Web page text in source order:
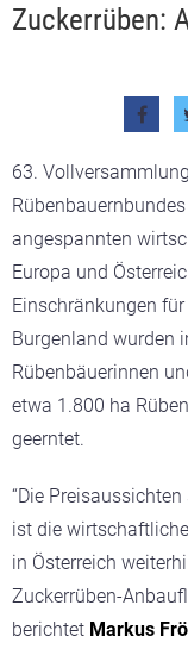
Zuckerrüben:
63.
angespannten
Europa und
Einschränkungen
Burgenland wurden
Rübenbäuerinnen
etwa 1.800 ha
geerntet.
“Die
ist die
in Österreich
Zuckerrüben-
berichtet Markus